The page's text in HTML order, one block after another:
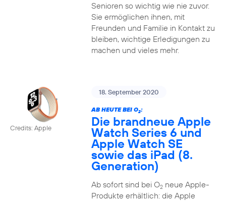
Senioren so wichtig wie nie zuvor.
Sie ermöglichen ihnen, mit
Freunden und Familie in Kontakt zu
bleiben, wichtige Erledigungen zu
machen und vieles mehr.
Credits: Apple
18. September 2020
AB HEUTE BEI O2:
Die brandneue Apple
Watch Series 6 und
Apple Watch SE
sowie das iPad (8.
Generation)
Ab sofort sind bei O2neue Apple-
Produkte erhältlich: die Apple